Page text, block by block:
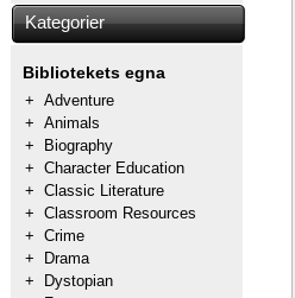
Kategorier
Bibliotekets egna
+ Adventure
+ Animals
+
Biography
+ Character Education
+ Classic Literature
+ Classroom Resources
+ Crime
+
Drama
+
Dystopian